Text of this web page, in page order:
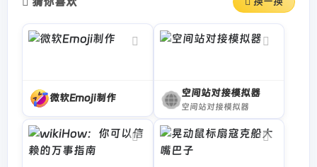
微软Emoji制作 空间站对接模拟器
空间站对接模拟器